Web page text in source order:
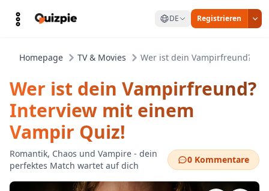
DE Registrieren
Homepage TV & Movies Wer ist dein Vampirfreund?
Wer ist dein Vampirfreund?
Interview mit einem
Vampir Quiz!
Romantik, Chaos und Vampire - dein
perfektes Match wartet auf dich
0 Kommentare